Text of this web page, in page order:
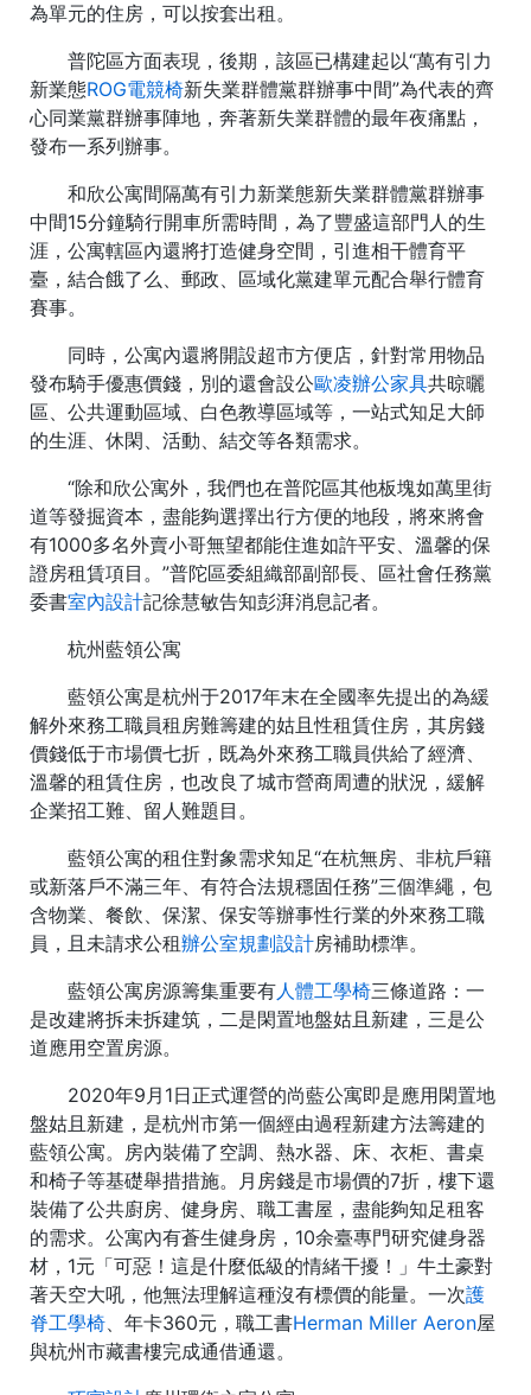
為單元的住房，可以按套出租。
普陀區方面表現，後期，該區已構建起以“萬有引力
新業態ROG電競椅新失業群體黨群辦事中間”為代表的齊
心同業黨群辦事陣地，奔著新失業群體的最年夜痛點，
發布一系列辦事。
和欣公寓間隔萬有引力新業態新失業群體黨群辦事
中間15分鐘騎行開車所需時間，為了豐盛這部門人的生
涯，公寓轄區內還將打造健身空間，引進相干體育平
臺，結合餓了么、郵政、區域化黨建單元配合舉行體育
賽事。
同時，公寓內還將開設超市方便店，針對常用物品
發布騎手優惠價錢，別的還會設公歐凌辦公家具共晾曬
區、公共運動區域、白色教導區域等，一站式知足大師
的生涯、休閑、活動、結交等各類需求。
“除和欣公寓外，我們也在普陀區其他板塊如萬里街
道等發掘資本，盡能夠選擇出行方便的地段，將來將會
有1000多名外賣小哥無望都能住進如許平安、溫馨的保
證房租賃項目。”普陀區委組織部副部長、區社會任務黨
委書室內設計記徐慧敏告知彭湃消息記者。
杭州藍領公寓
藍領公寓是杭州于2017年末在全國率先提出的為緩
解外來務工職員租房難籌建的姑且性租賃住房，其房錢
價錢低于市場價七折，既為外來務工職員供給了經濟、
溫馨的租賃住房，也改良了城市營商周遭的狀況，緩解
企業招工難、留人難題目。
藍領公寓的租住對象需求知足“在杭無房、非杭戶籍
或新落戶不滿三年、有符合法規穩固任務”三個準繩，包
含物業、餐飲、保潔、保安等辦事性行業的外來務工職
員，且未請求公租辦公室規劃設計房補助標準。
藍領公寓房源籌集重要有人體工學椅三條道路：一
是改建將拆未拆建筑，二是閑置地盤姑且新建，三是公
道應用空置房源。
2020年9月1日正式運營的尚藍公寓即是應用閑置地
盤姑且新建，是杭州市第一個經由過程新建方法籌建的
藍領公寓。房內裝備了空調、熱水器、床、衣柜、書桌
和椅子等基礎舉措措施。月房錢是市場價的7折，樓下還
裝備了公共廚房、健身房、職工書屋，盡能夠知足租客
的需求。公寓內有蒼生健身房，10余臺專門研究健身器
材，1元「可惡！這是什麼低級的情緒干擾！」牛土豪對
著天空大吼，他無法理解這種沒有標價的能量。一次護
脊工學椅、年卡360元，職工書Herman Miller Aeron屋
與杭州市藏書樓完成通借通還。